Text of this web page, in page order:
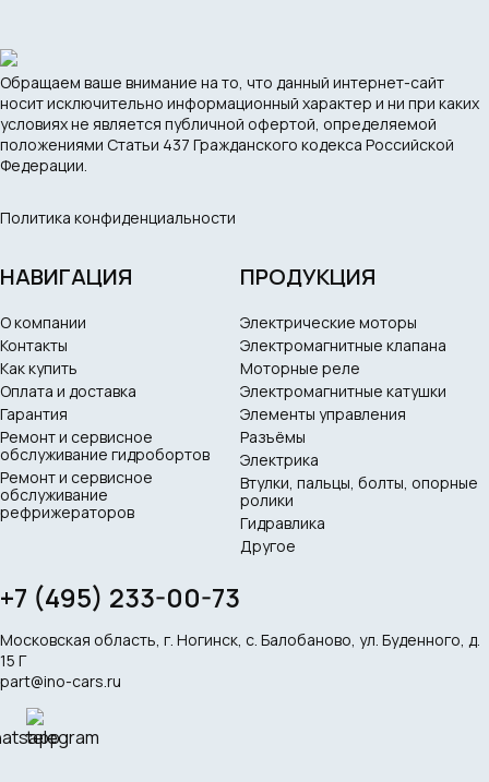
Обращаем ваше внимание на то, что данный интернет-сайт
носит исключительно информационный характер и ни при каких
условиях не является публичной офертой, определяемой
положениями Статьи 437 Гражданского кодекса Российской
Федерации.
Политика конфиденциальности
НАВИГАЦИЯ
О компании
Контакты
Как купить
Оплата и доставка
Гарантия
Ремонт и сервисное
обслуживание гидробортов
Ремонт и сервисное
обслуживание
рефрижераторов
ПРОДУКЦИЯ
Электрические моторы
Электромагнитные клапана
Моторные реле
Электромагнитные катушки
Элементы управления
Разъёмы
Электрика
Втулки, пальцы, болты, опорные
ролики
Гидравлика
Другое
+7 (495) 233-00-73
Московская область, г. Ногинск, с. Балобаново, ул. Буденного, д.
15 Г
part@ino-cars.ru